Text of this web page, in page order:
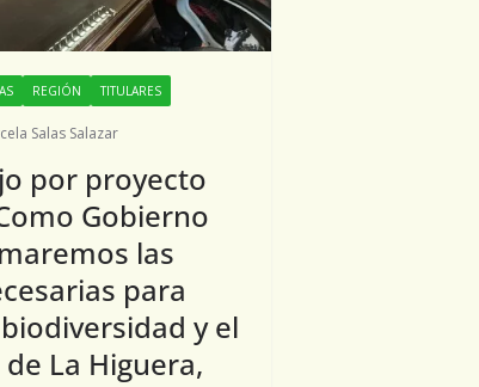
REGIÓN TITULARES
Salas Salazar
por proyecto
Gobierno
las
para
y el
La Higuera,